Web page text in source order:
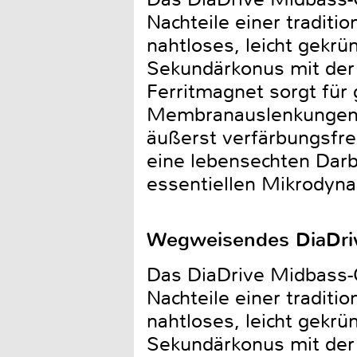
Nachteile einer
nahtloses, leicht
Sekundärkonus mit
Ferritmagnet sorgt für
äußerst
eine lebensechten
essentiellen
Wegweisendes
Das DiaDrive
Nachteile einer
nahtloses, leicht
Sekundärkonus mit